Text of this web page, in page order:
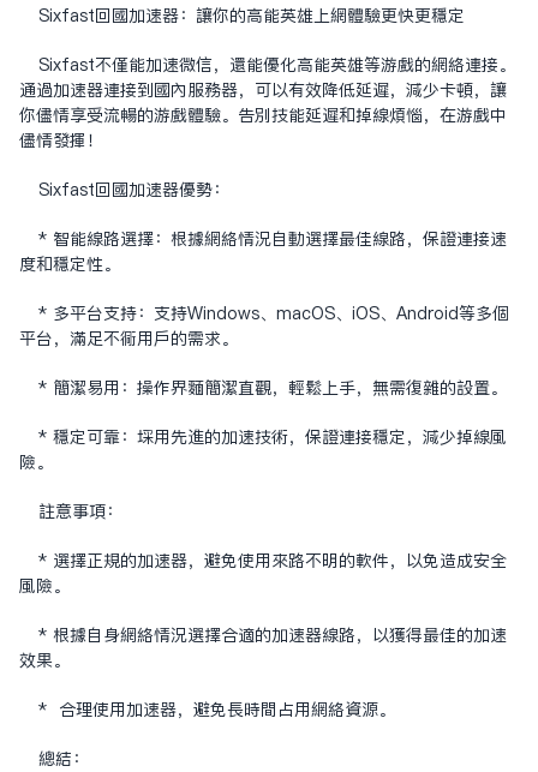
Sixfast回国加速器：让你的高能英雄上网体验更快更稳定
Sixfast不仅能加速微信，还能优化高能英雄等游戏的网络连接。
通过加速器连接到国内服务器，可以有效降低延迟，减少卡顿，让
你尽情享受流畅的游戏体验。告别技能延迟和掉线烦恼，在游戏中
尽情发挥！
Sixfast回国加速器优势：
* 智能线路选择：根据网络情况自动选择最佳线路，保证连接速
度和稳定性。
* 多平台支持：支持Windows、macOS、iOS、Android等多个
平台，满足不同用户的需求。
* 简洁易用：操作界面简洁直观，轻松上手，无需复杂的设置。
* 稳定可靠：采用先进的加速技术，保证连接稳定，减少掉线风
险。
注意事项：
* 选择正规的加速器，避免使用来路不明的软件，以免造成安全
风险。
* 根据自身网络情况选择合适的加速器线路，以获得最佳的加速
效果。
* 合理使用加速器，避免长时间占用网络资源。
总结：